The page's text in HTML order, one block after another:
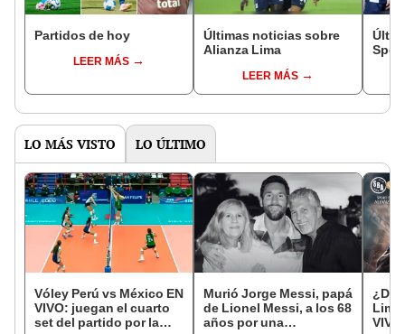
Partidos de hoy
LEER MÁS
Últimas noticias sobre
Alianza Lima
LEER MÁS
LO MÁS VISTO LO ÚLTIMO
Vóley Perú vs México EN
VIVO: juegan el cuarto
set del partido por la
Murió Jorge Messi, papá
de Lionel Messi, a los 68
años por una
Lima